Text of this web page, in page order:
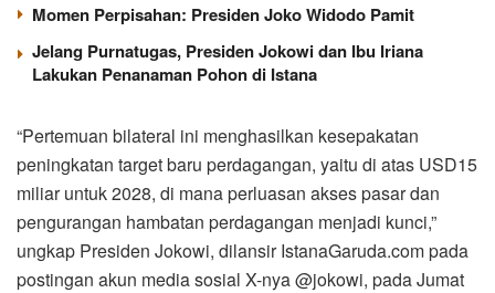
Momen Perpisahan: Presiden Joko Widodo Pamit
Jelang Purnatugas, Presiden Jokowi dan Ibu Iriana
Lakukan Penanaman Pohon di Istana
“Pertemuan bilateral ini menghasilkan kesepakatan
peningkatan target baru perdagangan, yaitu di atas USD15
miliar untuk 2028, di mana perluasan akses pasar dan
pengurangan hambatan perdagangan menjadi kunci,”
ungkap Presiden Jokowi, dilansir IstanaGaruda.com pada
postingan akun media sosial X-nya @jokowi, pada Jumat